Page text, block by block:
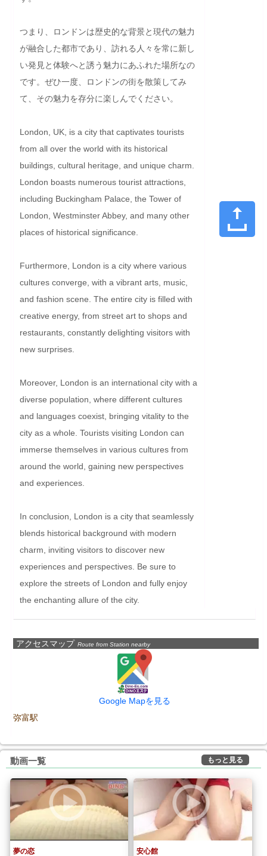
つまり、ロンドンは歴史的な背景と現代の魅力
が融合した都市であり、訪れる人々を常に新し
い発見と体験へと誘う魅力にあふれた場所なの
です。ぜひ一度、ロンドンの街を散策してみ
て、その魅力を存分に楽しんでください。
London, UK, is a city that captivates tourists
from all over the world with its historical
buildings, cultural heritage, and unique charm.
London boasts numerous tourist attractions,
including Buckingham Palace, the Tower of
London, Westminster Abbey, and many other
places of historical significance.
Furthermore, London is a city where various
cultures converge, with a vibrant arts, music,
and fashion scene. The entire city is filled with
creative energy, from street art to shops and
restaurants, constantly delighting visitors with
new surprises.
Moreover, London is an international city with a
diverse population, where different cultures
and languages coexist, bringing vitality to the
city as a whole. Tourists visiting London can
immerse themselves in various cultures from
around the world, gaining new perspectives
and experiences.
In conclusion, London is a city that seamlessly
blends historical background with modern
charm, inviting visitors to discover new
experiences and perspectives. Be sure to
explore the streets of London and fully enjoy
the enchanting allure of the city.
アクセスマップ Route from Station nearby
Google Mapを見る
弥富駅
動画一覧 もっと見る
夢の恋 安心館